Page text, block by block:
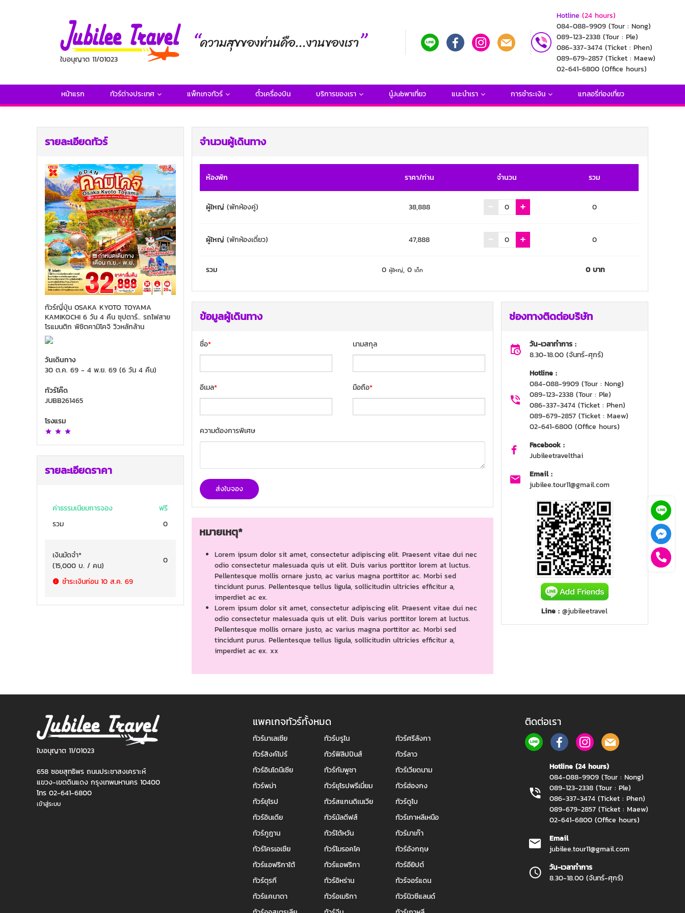
ใบอนุญาต 11/01023
Hotline (24 hours)
084-088-9909 (Tour : Nong)
089-123-2338 (Tour : Ple)
086-337-3474 (Ticket : Phen)
089-679-2857 (Ticket : Maew)
02-641-6800 (Office hours)
หน้าแรก ทัวร์ต่างประเทศ แพ็กเกจทัวร์ ตั๋วเครื่องบิน บริการของเรา นู๋Jubพาเที่ยว แนะนำเรา การชำระเงิน แกลอรี่ท่องเที่ยว
รายละเอียดทัวร์
ทัวร์ญี่ปุ่น OSAKA KYOTO TOYAMA
KAMIKOCHI 6 วัน 4 คืน ซุปตาร์.. รถไฟสาย
โรแมนติก พิชิตคามิโคจิ วิวหลักล้าน
วันเดินทาง
30 ต.ค. 69 - 4 พ.ย. 69 (6 วัน 4 คืน)
ทัวร์โค๊ด
JUBB261465
โรงแรม
รายละเอียดราคา
ค่าธรรมเนียมการจอง
ฟรี
รวม
0
เงินมัดจำ*
(15,000 บ. / คน)
0
ชำระเงินก่อน 10 ส.ค. 69
จำนวนผู้เดินทาง
ห้องพัก ราคา/ท่าน จำนวน รวม
ผู้ใหญ่ (พักห้องคู่) 38,888 0
ผู้ใหญ่ (พักห้องเดี่ยว) 47,888 0
รวม 0 ผู้ใหญ่, 0 เด็ก 0บาท
ข้อมูลผู้เดินทาง
ชื่อ* นามสกุล
อีเมล* มือถือ*
ความต้องการพิเศษ
ส่งใบจอง
หมายเหตุ*
Lorem ipsum dolor sit amet, consectetur adipiscing elit. Praesent vitae dui nec
odio consectetur malesuada quis ut elit. Duis varius porttitor lorem at luctus.
Pellentesque mollis ornare justo, ac varius magna porttitor ac. Morbi sed
tincidunt purus. Pellentesque tellus ligula, sollicitudin ultricies efficitur a,
imperdiet ac ex.
Lorem ipsum dolor sit amet, consectetur adipiscing elit. Praesent vitae dui nec
odio consectetur malesuada quis ut elit. Duis varius porttitor lorem at luctus.
Pellentesque mollis ornare justo, ac varius magna porttitor ac. Morbi sed
tincidunt purus. Pellentesque tellus ligula, sollicitudin ultricies efficitur a,
imperdiet ac ex. xx
ช่องทางติดต่อบริษัท
วัน-เวลาทำการ :
8.30-18.00 (จันทร์-ศุกร์)
Hotline :
084-088-9909 (Tour : Nong)
089-123-2338 (Tour : Ple)
086-337-3474 (Ticket : Phen)
089-679-2857 (Ticket : Maew)
02-641-6800 (Office hours)
Facebook :
Jubileetravelthai
Email :
jubilee.tour11@gmail.com
Line : @jubileetravel
ใบอนุญาต 11/01023
658 ซอยสุทธิพร ถนนประชาสงเคราะห์
แขวง-เขตดินแดง กรุงเทพมหานคร 10400
โทร 02-641-6800
เข้าสู่ระบบ
แพคเกจทัวร์ทั้งหมด
ทัวร์มาเลเซีย ทัวร์บรูไน
ทัวร์ศรีลังกา
ทัวร์สิงค์โปร์
ทัวร์ฟิลิปปินส์
ทัวร์ลาว
ทัวร์อินโดนีเซีย
ทัวร์กัมพูชา
ทัวร์เวียดนาม
ทัวร์พม่า
ทัวร์ยุโรปพรีเมี่ยม
ทัวร์ฮ่องกง
ทัวร์ยุโรป
ทัวร์สแกนดิเนเวีย
ทัวร์ดูไบ
ทัวร์อินเดีย
ทัวร์มัลดีฟส์
ทัวร์เกาหลีเหนือ
ทัวร์ภูฎาน
ทัวร์ไต้หวัน
ทัวร์มาเก๊า
ทัวร์โครเอเชีย
ทัวร์โมรอคโค
ทัวร์อังกฤษ
ทัวร์แอฟริกาใต้
ทัวร์แอฟริกา
ทัวร์อียิปต์
ทัวร์ตุรกี
ทัวร์อิหร่าน
ทัวร์จอร์แดน
ทัวร์แคนาดา
ทัวร์อเมริกา
ทัวร์นิวซีแลนด์
ติดต่อเรา
Hotline (24 hours)
084-088-9909 (Tour : Nong)
089-123-2338 (Tour : Ple)
086-337-3474 (Ticket : Phen)
089-679-2857 (Ticket : Maew)
02-641-6800 (Office hours)
Email
jubilee.tour11@gmail.com
วัน-เวลาทำการ
8.30-18.00 (จันทร์-ศุกร์)